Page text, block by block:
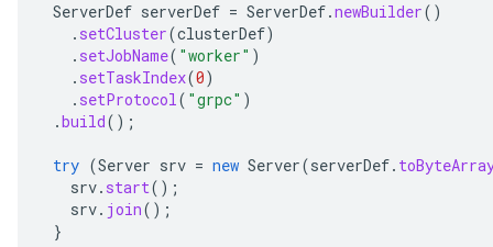
ServerDef serverDef = ServerDef.newBuilder()
. setCluster(clusterDef)
. setJobName( "worker" )
. setTaskIndex(0)
. setProtocol( "grpc" )
.build();
try (Server srv = new Server(serverDef.
srv. start();
srv. join();
}